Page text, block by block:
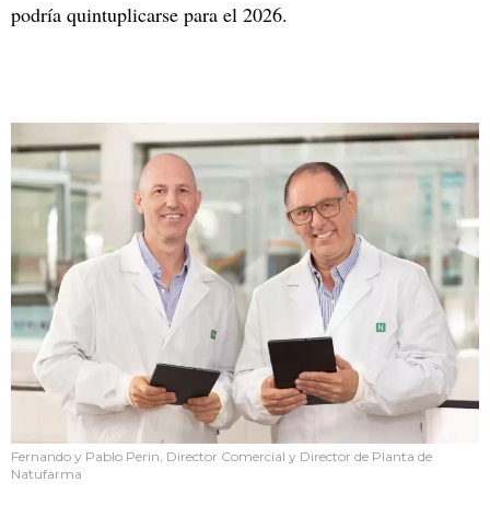
podría quintuplicarse para el 2026.
Fernando y Pablo Perin, Director Comercial y Director de Planta de
Natufarma